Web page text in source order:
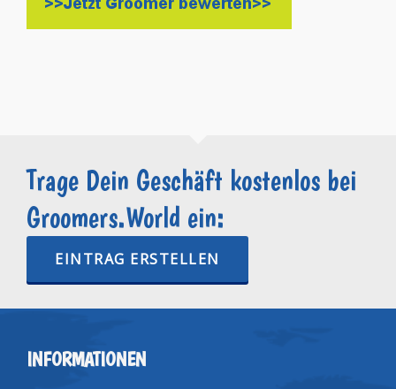
Trage Dein Geschäft kostenlos bei
Groomers.World ein:
EINTRAG ERSTELLEN
INFORMATIONEN